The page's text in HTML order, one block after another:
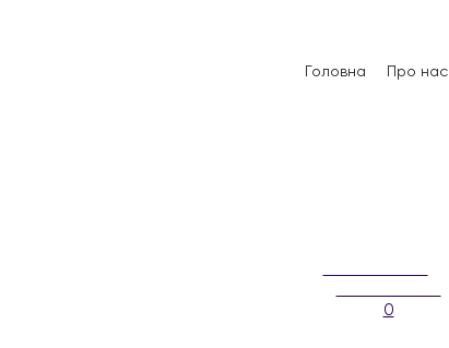
Головна Про нас
0